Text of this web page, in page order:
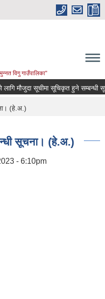
विगु गाउँपालिका"
मौजुदा सूचीमा सूचिकृत हुने सम्बन्धी सूचना
(हे.अ.)
सूचना। (हे.अ.)
- 6:10pm